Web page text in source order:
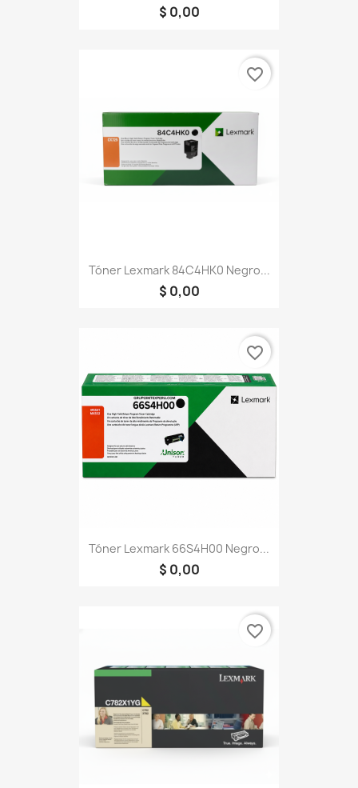
$ 0,00
Tóner Lexmark 84C4HK0 Negro...
$ 0,00
favorite_border
Tóner Lexmark 66S4H00 Negro...
$ 0,00
favorite_border
favorite_border